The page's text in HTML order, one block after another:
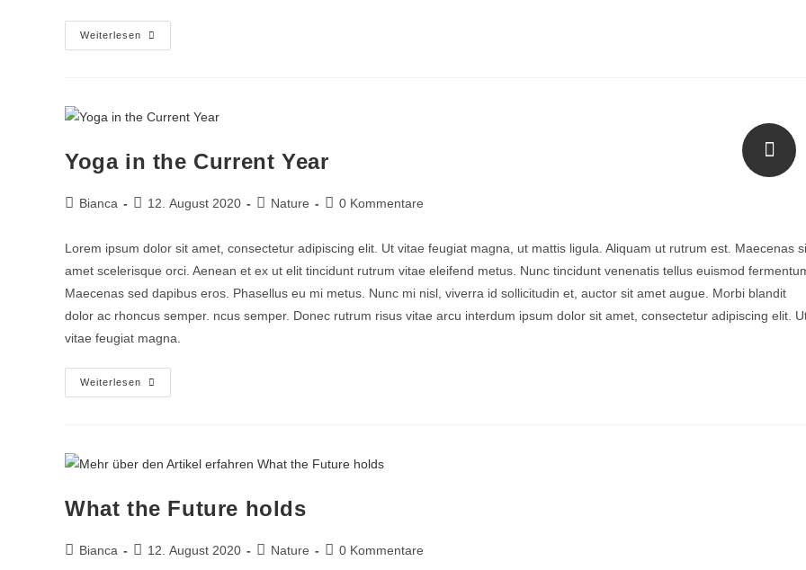
Weiterlesen
Yoga in the Current Year
Bianca 12. August 2020 Nature 0 Kommentare
Lorem ipsum dolor sit amet, consectetur adipiscing elit. Ut vitae feugiat magna, ut mattis ligula. Aliquam ut rutrum est. Maecenas
amet scelerisque orci. Aenean et ex ut elit tincidunt rutrum vitae eleifend metus. Nunc tincidunt venenatis tellus euismod
Maecenas sed dapibus eros. Phasellus eu mi metus. Nunc mi nisl, viverra id sollicitudin et, auctor sit amet augue. Morbi blandit
dolor ac rhoncus semper. ncus semper. Donec rutrum risus vitae arcu interdum ipsum dolor sit amet, consectetur adipiscing elit.
vitae feugiat magna.
Weiterlesen
What the Future holds
Bianca 12. August 2020 Nature 0 Kommentare